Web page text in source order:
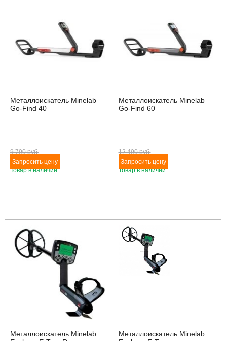
Металлоискатель Minelab
Go-Find 40
9 790 pуб.
Товар в наличии
Металлоискатель Minelab
Go-Find 60
12 490 pуб.
Товар в наличии
Товара нет в наличии
Металлоискатель Minelab
Товара нет в наличии
Металлоискатель Minelab